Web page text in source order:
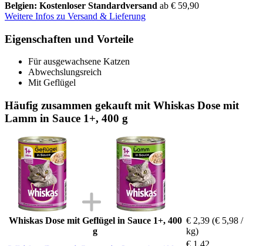
Belgien: Kostenloser Standardversand ab € 59,90
Weitere Infos zu Versand & Lieferung
Eigenschaften und Vorteile
Für ausgewachsene Katzen
Abwechslungsreich
Mit Geflügel
Häufig zusammen gekauft mit Whiskas Dose mit
Lamm in Sauce 1+, 400 g
Whiskas Dose mit Geflügel in Sauce 1+, 400
g
€ 2,39 (€ 5,98 /
kg)
€ 1,42